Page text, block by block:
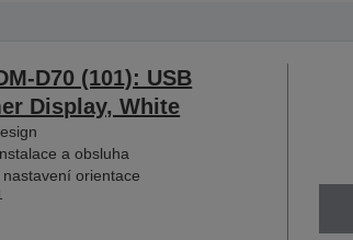
D70 (101): USB
Display, White
a obsluha
orientace